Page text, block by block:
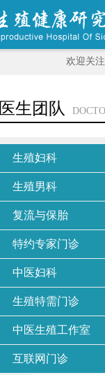
欢迎关
医生团队
生殖妇科
生殖男科
复流与保胎
特约专家门诊
中医妇科
生殖特需门诊
中医生殖工作室
互联网门诊